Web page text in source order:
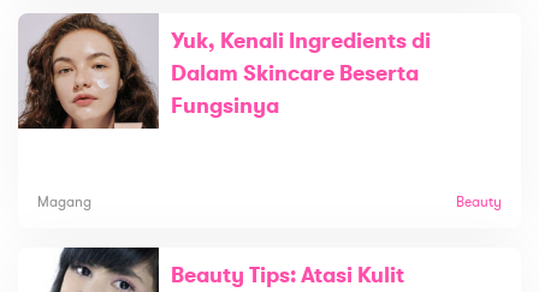
Yuk, Kenali Ingredients di
Dalam Skincare Beserta
Fungsinya
Magang Beauty
Beauty Tips: Atasi Kulit